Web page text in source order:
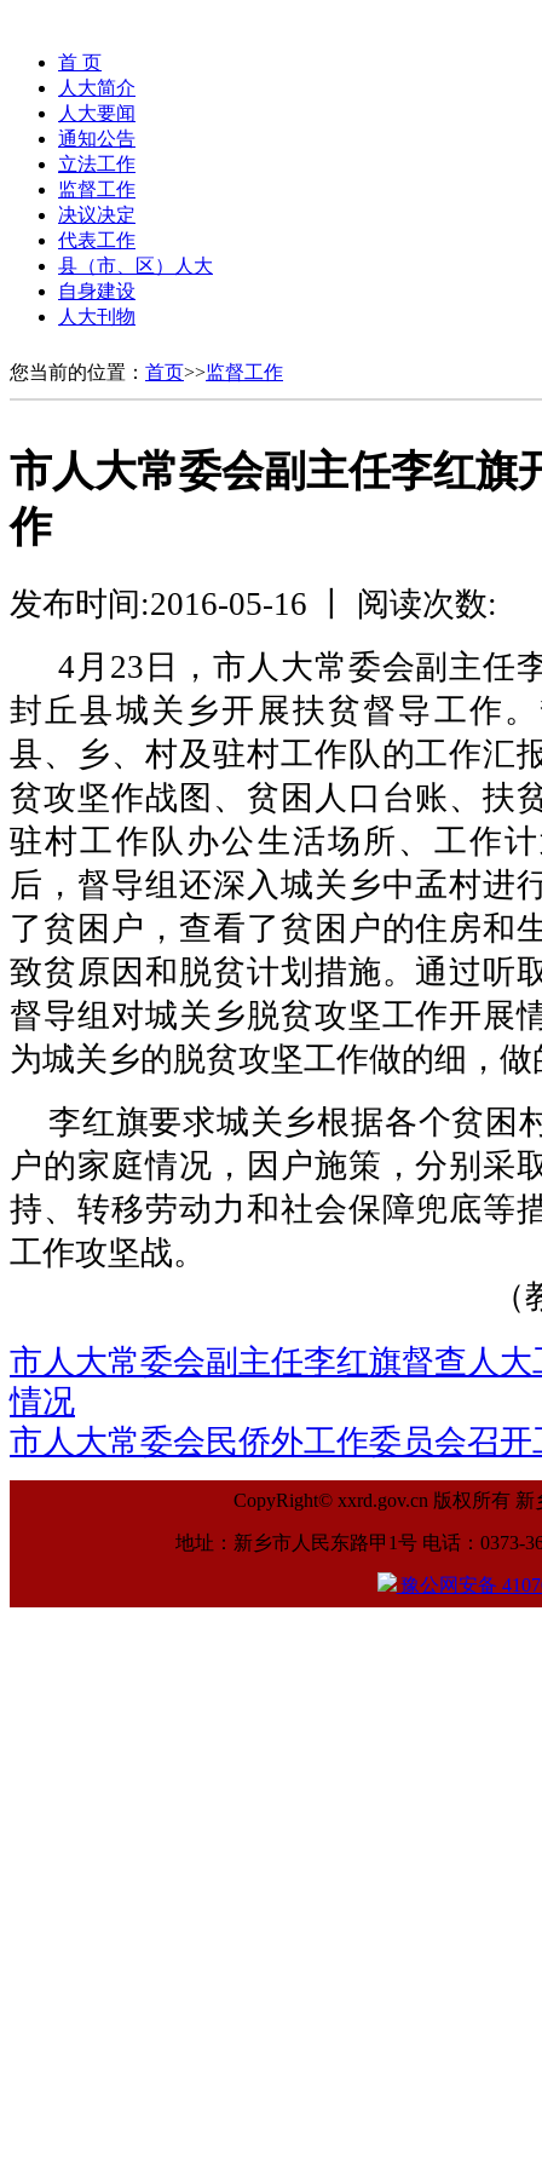
首 页
人大简介
人大要闻
通知公告
立法工作
监督工作
决议决定
代表工作
县（市、区）人大
自身建设
人大刊物
您当前的位置： 首页>>监督工作
市人大常委会副主任李红旗
作
发布时间:2016-05-16 丨 阅读次数:
4月23日，市人大常委会副主任
封丘县城关乡开展扶贫督导工作
县、乡、村及驻村工作队的工作汇
贫攻坚作战图、贫困人口台账、扶
驻村工作队办公生活场所、工作
后，督导组还深入城关乡中孟村进
了贫困户，查看了贫困户的住房和
致贫原因和脱贫计划措施。通过听
督导组对城关乡脱贫攻坚工作开展
为城关乡的脱贫攻坚工作做的细，做
李红旗要求城关乡根据各个贫困
户的家庭情况，因户施策，分别采
持、转移劳动力和社会保障兜底等
工作攻坚战。
（教工委
市人大常委会副主任李红旗督查人
情况
市人大常委会民侨外工作委员会召
CopyRight© xxrd.gov.cn 版权所有
地址：新乡市人民东路甲1号 电话：0373-
豫公网安备